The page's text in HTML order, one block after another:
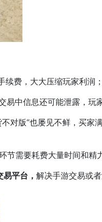
费，大大压缩玩家利润；
中信息还可能泄露，玩
不对版”也屡见不鲜，
需要耗费大量时间和精
平台， 解决手游交易或